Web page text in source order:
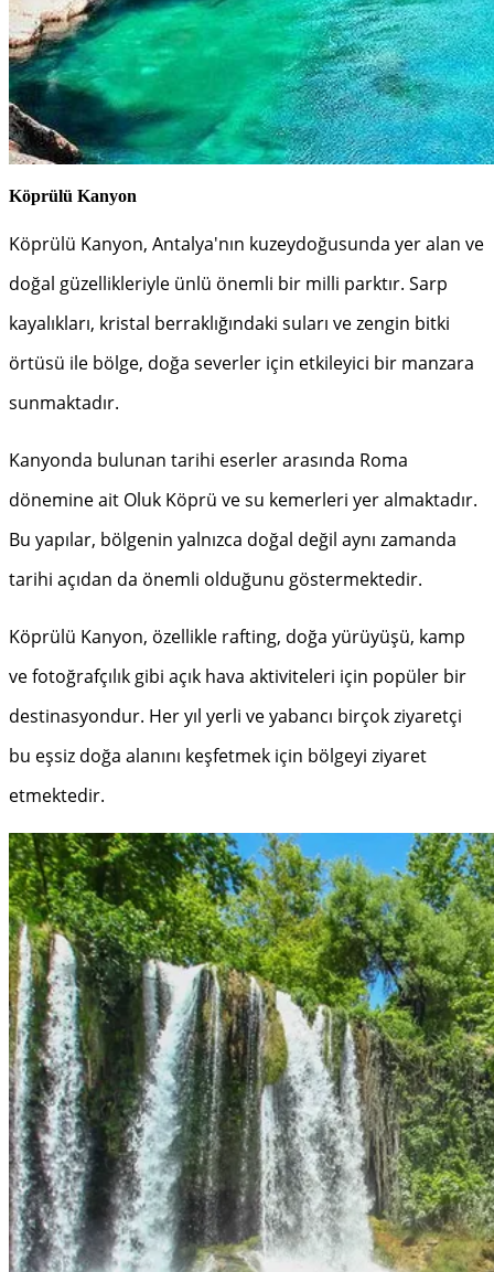
Köprülü Kanyon
Köprülü Kanyon, Antalya'nın kuzeydoğusunda yer alan ve
doğal güzellikleriyle ünlü önemli bir milli parktır. Sarp
kayalıkları, kristal berraklığındaki suları ve zengin bitki
örtüsü ile bölge, doğa severler için etkileyici bir manzara
sunmaktadır.
Kanyonda bulunan tarihi eserler arasında Roma
dönemine ait Oluk Köprü ve su kemerleri yer almaktadır.
Bu yapılar, bölgenin yalnızca doğal değil aynı zamanda
tarihi açıdan da önemli olduğunu göstermektedir.
Köprülü Kanyon, özellikle rafting, doğa yürüyüşü, kamp
ve fotoğrafçılık gibi açık hava aktiviteleri için popüler bir
destinasyondur. Her yıl yerli ve yabancı birçok ziyaretçi
bu eşsiz doğa alanını keşfetmek için bölgeyi ziyaret
etmektedir.